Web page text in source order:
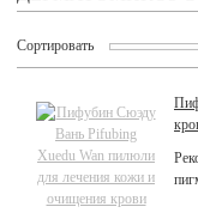
Сортировать